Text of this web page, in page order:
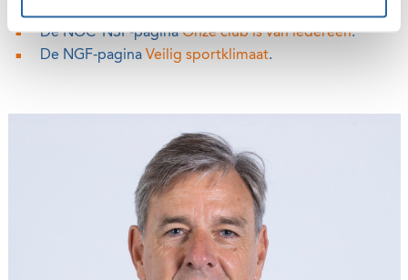
De NOC*NSF-paginaOnze club is van iedereen.
De NGF-pagina Veilig sportklimaat.